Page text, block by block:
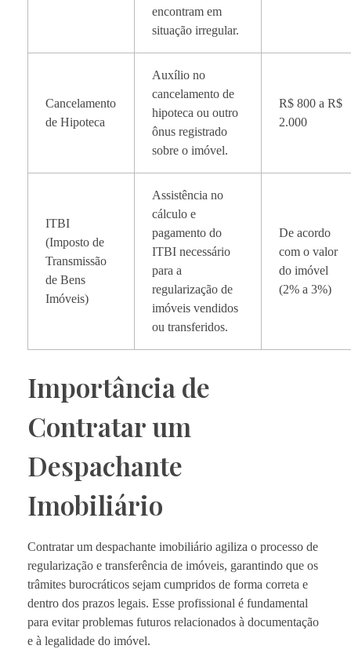
encontram em
situação irregular.
Cancelamento
de Hipoteca
Auxílio no
cancelamento de
hipoteca ou outro
ônus registrado
sobre o imóvel.
R$ 800 a R$
2.000
ITBI
(Imposto de
Transmissão
de Bens
Imóveis)
Assistência no
cálculo e
pagamento do
ITBI necessário
para a
regularização de
imóveis vendidos
ou transferidos.
De acordo
com o valor
do imóvel
(2% a 3%)
Importância de
Contratar um
Despachante
Imobiliário
Contratar um despachante imobiliário agiliza o processo de
regularização e transferência de imóveis, garantindo que os
trâmites burocráticos sejam cumpridos de forma correta e
dentro dos prazos legais. Esse profissional é fundamental
para evitar problemas futuros relacionados à documentação
e à legalidade do imóvel.